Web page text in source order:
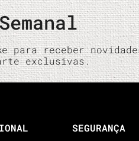
para receber
exclusivas.
SEGURANÇA